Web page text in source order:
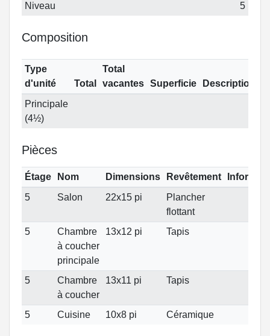
Niveau
5
Composition
Type
d'unité
Total
Total
vacantes
Superficie
Description
Principale
(4½)
Pièces
Étage Nom Dimensions Revêtement
5
Salon 22x15 pi
Plancher
flottant
5
Chambre
à coucher
principale
13x12 pi Tapis
5
Chambre
à coucher
13x11 pi Tapis
5 Cuisine 10x8 pi Céramique